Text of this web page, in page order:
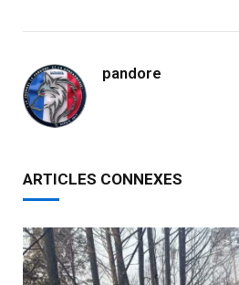
pandore
ARTICLES CONNEXES